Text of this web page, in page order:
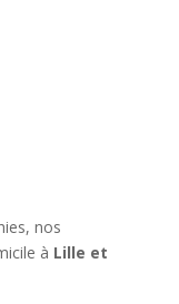
nos
à Lille et